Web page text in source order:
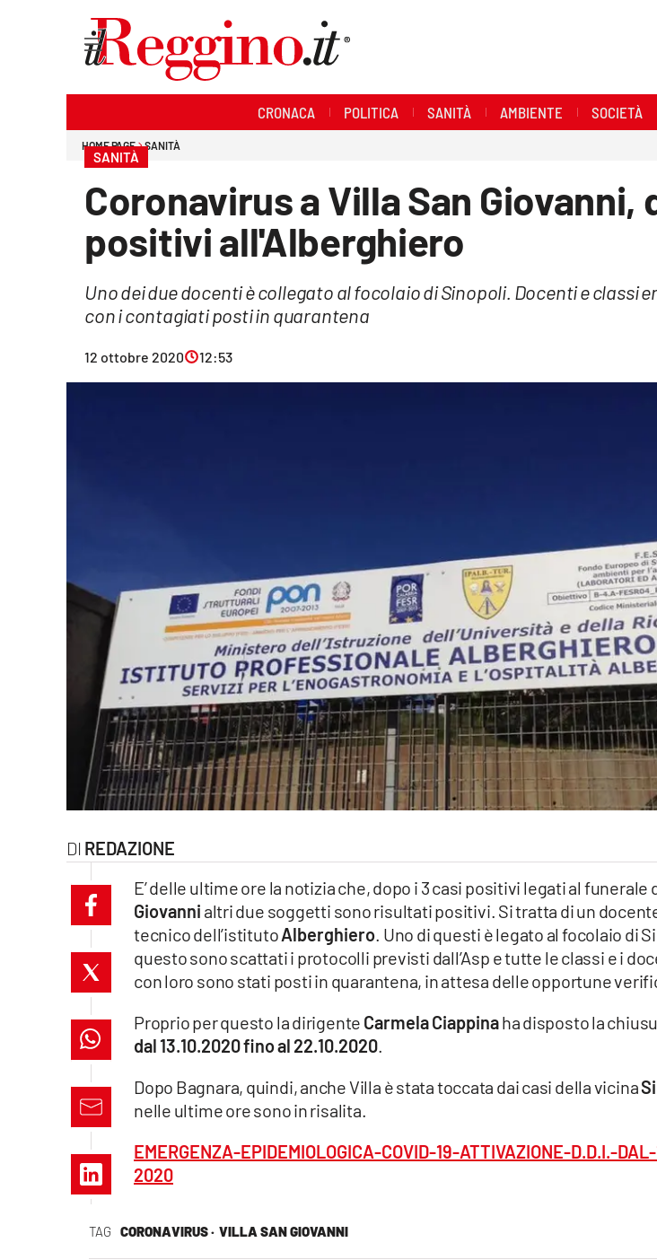
cosenzachannel.it
catanzarochannel.it
lacapitalenews.it
CRONACA POLITICA SANITÀ AMBIENTE SOCIETÀ
HOME PAGE SANITÀ
SANITÀ
Coronavirus a Villa San Giovanni,
positivi all'Alberghiero
Uno dei due docenti è collegato al focolaio di Sinopoli. Docenti e classi
con i contagiati posti in quarantena
12 ottobre 2020 12:53
REDAZIONE
TAG CORONAVIRUS · VILLA SAN GIOVANNI
E’ delle ultime ore la notizia che, dopo i 3 casi positivi legati al funerale
Giovanni altri due soggetti sono risultati positivi. Si tratta di un
tecnico dell’istitutoAlberghiero. Uno di questi è legato al focolaio di
questo sono scattati i protocolli previsti dall’Asp e tutte le classi e i
con loro sono stati posti in quarantena, in attesa delle opportune
Proprio per questo la dirigente Carmela Ciappinaha disposto la
dal 13.10.2020 fino al 22.10.2020.
Dopo Bagnara, quindi, anche Villa è stata toccata dai casi della vicina
nelle ultime ore sono in risalita.
EMERGENZA-EPIDEMIOLOGICA-COVID-19-ATTIVAZIONE-D.D.I.-
2020